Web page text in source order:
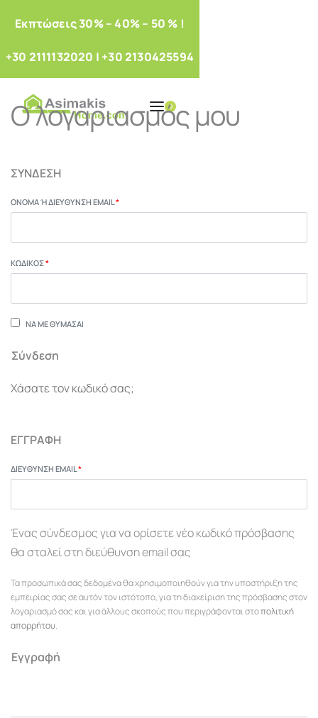
Eκπτώσεις 30% – 40% – 50 % !
+30 2111132020 | +30 2130425594
0
Ο λογαριασμός μου
ΣΎΝΔΕΣΗ
ΌΝΟΜΑ Ή ΔΙΕΎΘΥΝΣΗ EMAIL*
ΚΩΔΙΚΌΣ*
ΝΑ ΜΕ ΘΥΜΆΣΑΙ
Σύνδεση
Χάσατε τον κωδικό σας;
ΕΓΓΡΑΦΉ
ΔΙΕΎΘΥΝΣΗ EMAIL *
Ένας σύνδεσμος για να ορίσετε νέο κωδικό πρόσβασης
θα σταλεί στη διεύθυνση email σας
Τα προσωπικά σας δεδομένα θα χρησιμοποιηθούν για την υποστήριξη της
εμπειρίας σας σε αυτόν τον ιστότοπο, για τη διαχείριση της πρόσβασης στον
λογαριασμό σας και για άλλους σκοπούς που περιγράφονται στοπολιτική
απορρήτου.
Εγγραφή